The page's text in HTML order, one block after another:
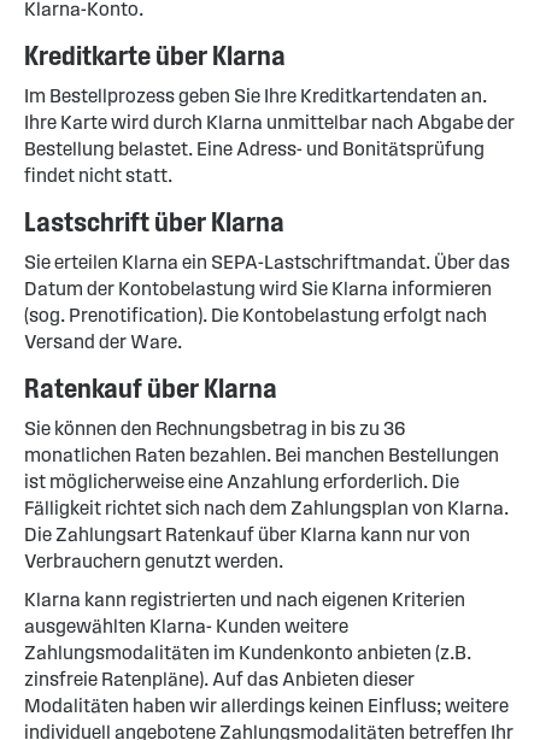
Klarna-Konto.
Kreditkarte über Klarna
Im Bestellprozess geben Sie Ihre Kreditkartendaten an.
Ihre Karte wird durch Klarna unmittelbar nach Abgabe der
Bestellung belastet. Eine Adress- und Bonitätsprüfung
findet nicht statt.
Lastschrift über Klarna
Sie erteilen Klarna ein SEPA-Lastschriftmandat. Über das
Datum der Kontobelastung wird Sie Klarna informieren
(sog. Prenotification). Die Kontobelastung erfolgt nach
Versand der Ware.
Ratenkauf über Klarna
Sie können den Rechnungsbetrag in bis zu 36
monatlichen Raten bezahlen. Bei manchen Bestellungen
ist möglicherweise eine Anzahlung erforderlich. Die
Fälligkeit richtet sich nach dem Zahlungsplan von Klarna.
Die Zahlungsart Ratenkauf über Klarna kann nur von
Verbrauchern genutzt werden.
Klarna kann registrierten und nach eigenen Kriterien
ausgewählten Klarna- Kunden weitere
Zahlungsmodalitäten im Kundenkonto anbieten (z.B.
zinsfreie Ratenpläne). Auf das Anbieten dieser
Modalitäten haben wir allerdings keinen Einfluss; weitere
individuell angebotene Zahlungsmodalitäten betreffen Ihr